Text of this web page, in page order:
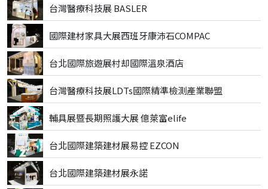
台灣醫療科技展 BASLER
國際建材家具大展西班牙康沛石COMPAC
台北國際旅遊展村却國際溫泉酒店
台灣醫療科技展LDTs國際精準檢測產業聯盟
輔具展暨長期照護大展 億萊富elife
台北國際建築建材展易控 EZCON
台北國際建築建材展永諾